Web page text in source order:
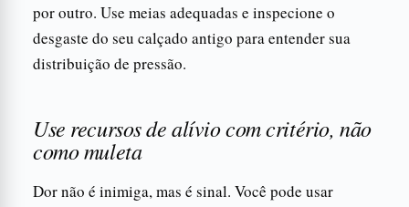
por outro. Use meias adequadas e inspecione o
desgaste do seu calçado antigo para entender sua
distribuição de pressão.
Use recursos de alívio com critério, não
como muleta
Dor não é inimiga, mas é sinal. Você pode usar